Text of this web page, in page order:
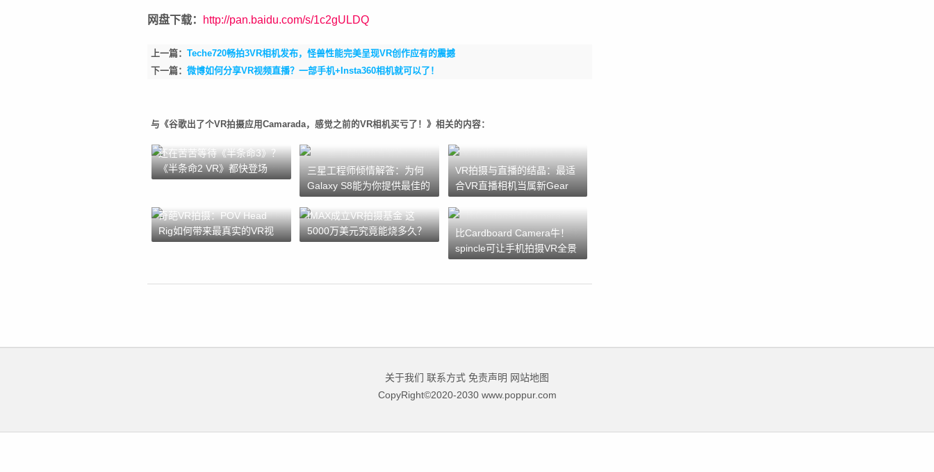
网盘下载： http://pan.baidu.com/s/1c2gULDQ
上一篇： Teche720畅拍3VR相机发布，怪兽性能完美呈现VR创作应有的震撼
下一篇： 微博如何分享VR视频直播？一部手机+Insta360相机就可以了！
与《谷歌出了个VR拍摄应用Camarada，感觉之前的VR相机买亏了！》相关的内容：
还在苦苦等待《半条命3》？
《半条命2 VR》都快登场
三星工程师倾情解答：为何
Galaxy S8能为你提供最佳的
VR拍摄与直播的结晶：最适
合VR直播相机当属新Gear
奇葩VR拍摄：POV Head
Rig如何带来最真实的VR视
IMAX成立VR拍摄基金 这
5000万美元究竟能烧多久？
比Cardboard Camera牛！
spincle可让手机拍摄VR全景
关于我们 联系方式 免责声明 网站地图
CopyRight©2020-2030 www.poppur.com